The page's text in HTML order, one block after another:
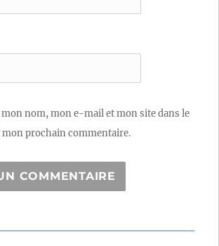
nom, mon e-mail et mon site dans le
prochain commentaire.